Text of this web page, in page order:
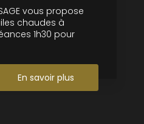
vous propose
chaudes à
1h30 pour
En savoir plus